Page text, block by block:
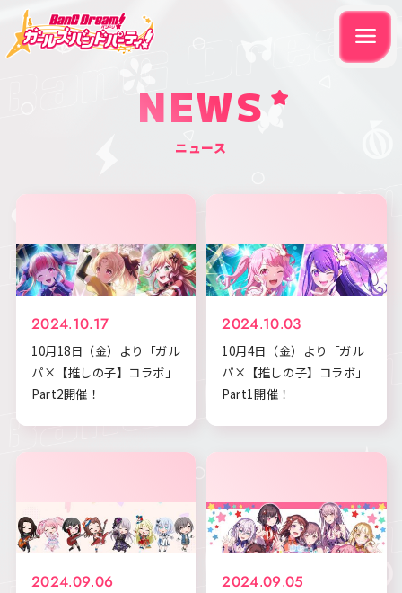
NEWS
ニュース
2024.10.17
10月18日（金）より「ガル
パ×【推しの子】コラボ」
Part2開催！
2024.10.03
10月4日（金）より「ガル
パ×【推しの子】コラボ」
Part1開催！
2024.09.06 2024.09.05